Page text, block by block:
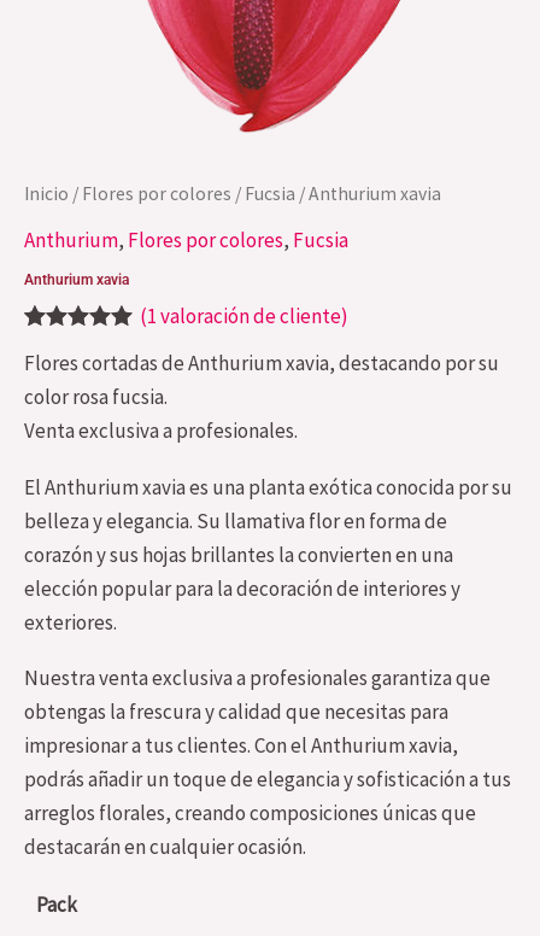
Inicio / Flores por colores / Fucsia / Anthurium xavia
Anthurium, Flores por colores, Fucsia
Anthurium xavia
con5.00de
5 en base a
valoración
de un cliente
(1valoración de cliente)
Flores cortadas de Anthurium xavia, destacando por su
color rosa fucsia.
Venta exclusiva a profesionales.
El Anthurium xavia es una planta exótica conocida por su
belleza y elegancia. Su llamativa flor en forma de
corazón y sus hojas brillantes la convierten en una
elección popular para la decoración de interiores y
exteriores.
Nuestra venta exclusiva a profesionales garantiza que
obtengas la frescura y calidad que necesitas para
impresionar a tus clientes. Con el Anthurium xavia,
podrás añadir un toque de elegancia y sofisticación a tus
arreglos florales, creando composiciones únicas que
destacarán en cualquier ocasión.
Pack